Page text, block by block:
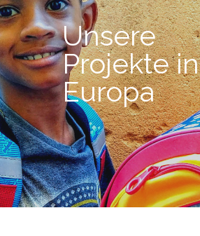
Unsere
Projekte in
Europa